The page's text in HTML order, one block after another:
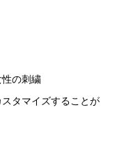
の刺繍
タマイズすることが